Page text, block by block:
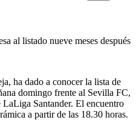
al listado nueve meses después
ha dado a conocer la lista de
domingo frente al Sevilla FC,
Santander. El encuentro
a partir de las 18.30 horas.